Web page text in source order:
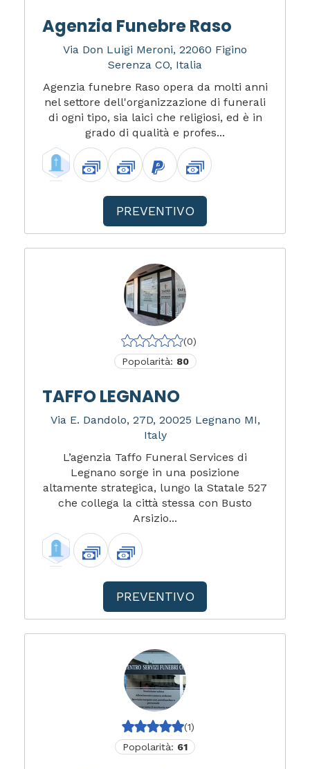
Agenzia Funebre Raso
Via Don Luigi Meroni, 22060 Figino
Serenza CO, Italia
Agenzia funebre Raso opera da molti anni
nel settore dell'organizzazione di funerali
di ogni tipo, sia laici che religiosi, ed è in
grado di qualità e profes...
PREVENTIVO
(0)
Popolarità: 80
TAFFO LEGNANO
Via E. Dandolo, 27D, 20025 Legnano MI,
Italy
L’agenzia Taffo Funeral Services di
Legnano sorge in una posizione
altamente strategica, lungo la Statale 527
che collega la città stessa con Busto
Arsizio...
PREVENTIVO
(1)
Popolarità: 61